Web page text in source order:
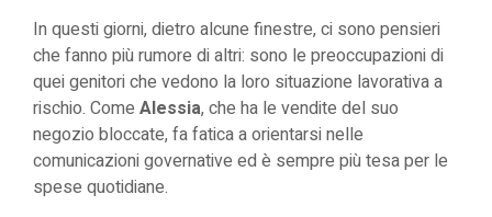
In questi giorni, dietro alcune finestre, ci sono pensieri
che fanno più rumore di altri: sono le preoccupazioni di
quei genitori che vedono la loro situazione lavorativa a
rischio. Come Alessia, che ha le vendite del suo
negozio bloccate, fa fatica a orientarsi nelle
comunicazioni governative ed è sempre più tesa per le
spese quotidiane.